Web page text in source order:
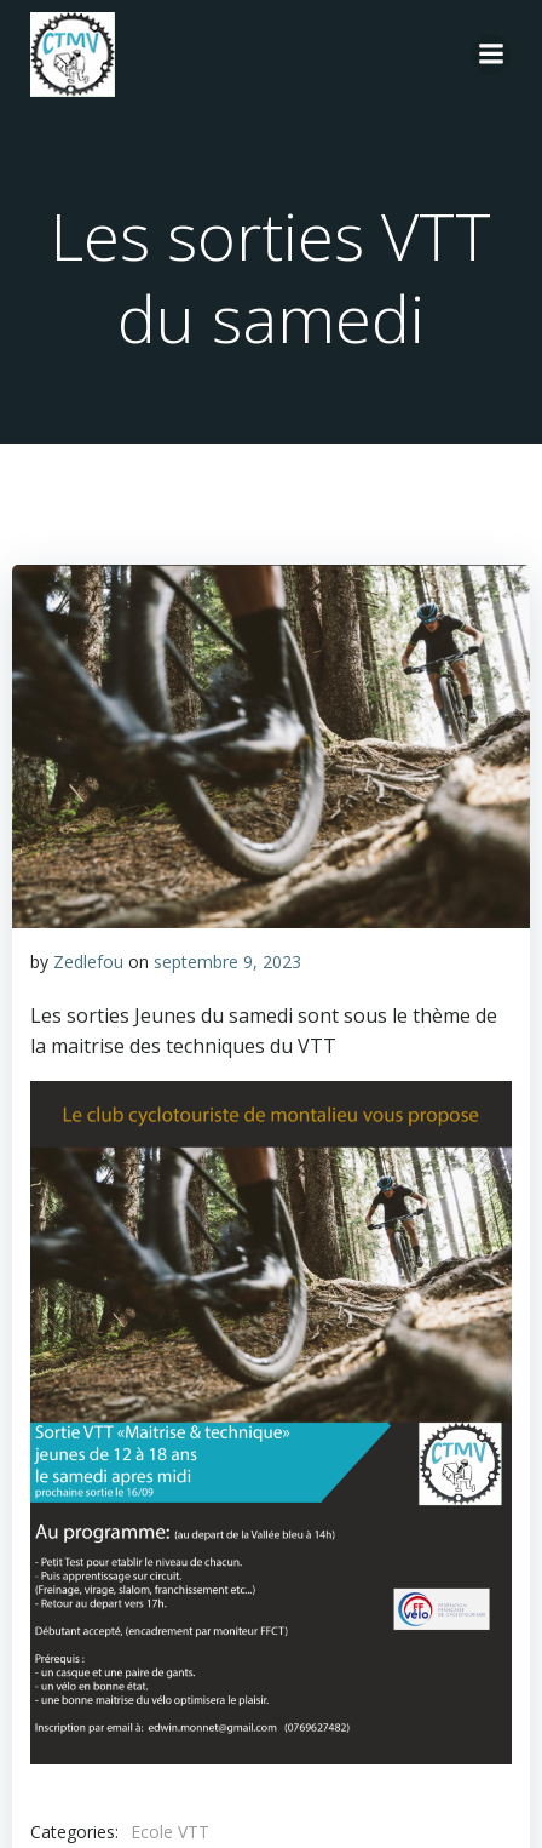
Les sorties VTT
du samedi
by Zedlefou on septembre 9, 2023
Les sorties Jeunes du samedi sont sous le thème de
la maitrise des techniques du VTT
Categories:
Ecole VTT